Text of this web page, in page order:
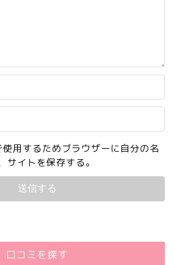
用するためブラウザーに自分の名
サイトを保存する。
口コミを探す